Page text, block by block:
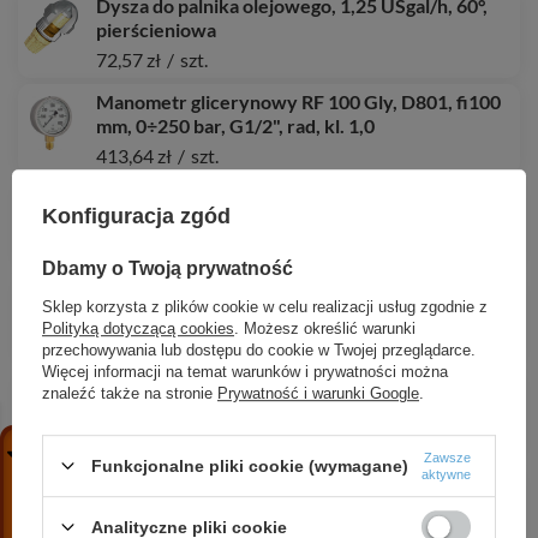
Dysza do palnika olejowego, 1,25 USgal/h, 60°,
pierścieniowa
72,57 zł / szt.
Manometr glicerynowy RF 100 Gly, D801, fi100
mm, 0÷250 bar, G1/2", rad, kl. 1,0
413,64 zł / szt.
pełna
zaworem spustowym, przyłącza Rp1 1/2"
990,04 zł / szt.
ProCalida VA 1C ze stali nierdzewnej, 4 obiegi,
Manometr standardowy RF 50, D201, fi50 mm,
Konfiguracja zgód
Dbamy o Twoją prywatność
Sklep korzysta z plików cookie w celu realizacji usług zgodnie z
Polityką dotyczącą cookies . Możesz określić warunki
przechowywania lub dostępu do cookie w Twojej przeglądarce.
Więcej informacji na temat warunków i prywatności można
znaleźć także na stronie Prywatność i warunki Google
Funkcjonalne pliki cookie (wymagane)
Zawsze
aktywne
Analityczne pliki cookie